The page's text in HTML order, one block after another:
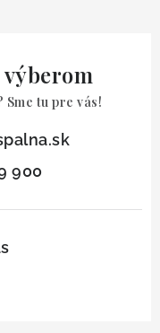
výberom
tu pre vás!
900